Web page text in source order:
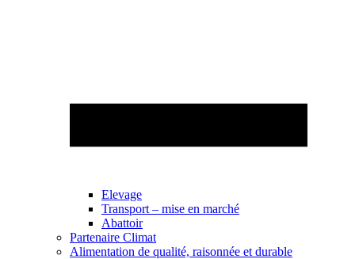
Elevage
Transport – mise en marché
Abattoir
Partenaire Climat
Alimentation de qualité, raisonnée et durable